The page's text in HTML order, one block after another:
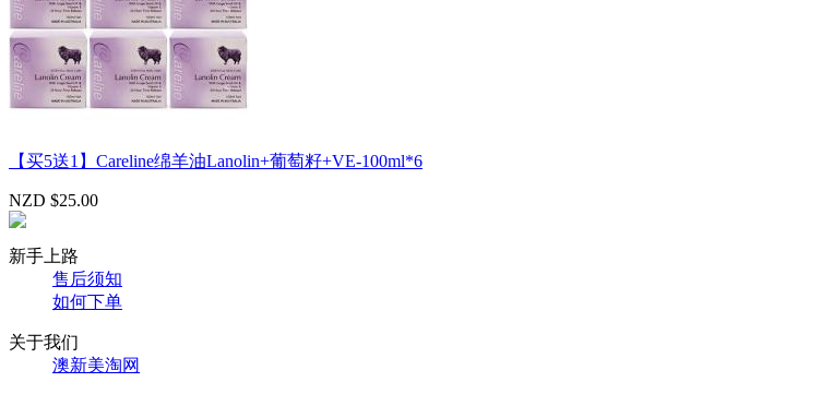
【买5送1】Careline绵羊油Lanolin+葡萄籽+VE-100ml*6
NZD $25.00
新手上路
售后须知
如何下单
关于我们
澳新美淘网